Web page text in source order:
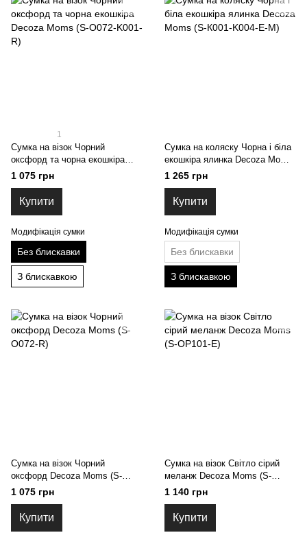
1
Сумка на візок Чорний
оксфорд та чорна екошкіра
Decoza Moms (S-O072-K001-R)
1 075 грн
Купити
Модифікація сумки
Без блискавки
З блискавкою
Сумка на коляску Чорна і біла
екошкіра ялинка Decoza Moms
(S-К001-K004-E-М)
1 265 грн
Купити
Модифікація сумки
Без блискавки
З блискавкою
Сумка на візок Чорний
оксфорд Decoza Moms (S-
O072-R)
1 075 грн
Купити
Сумка на візок Світло сірий
меланж Decoza Moms (S-
OP101-Е)
1 140 грн
Купити